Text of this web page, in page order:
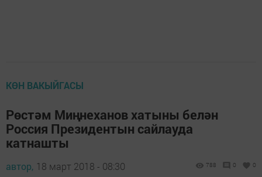
КӨН ВАКЫЙГАСЫ
Рөстәм Миңнеханов хатыны белән
Россия Президентын сайлауда
катнашты
автор, 18 март 2018 - 08:30 788 0 0